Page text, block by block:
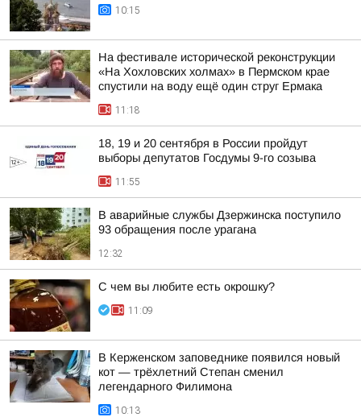
10:15
На фестивале исторической реконструкции
«На Хохловских холмах» в Пермском крае
спустили на воду ещё один струг Ермака
11:18
18, 19 и 20 сентября в России пройдут
выборы депутатов Госдумы 9-го созыва
11:55
В аварийные службы Дзержинска поступило
93 обращения после урагана
12:32
С чем вы любите есть окрошку?
11:09
В Керженском заповеднике появился новый
кот — трёхлетний Степан сменил
легендарного Филимона
10:13